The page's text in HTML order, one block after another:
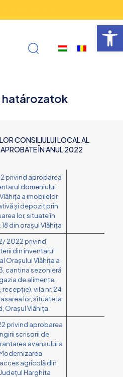
CONSILIULUI LOCAL AL
ÎN ANUL 2022
privind aprobarea
domeniului
a imobilelor
și depozit prin
lor, situate în
din orașul Vlăhița
2022 privind
din inventarul
Orașului Vlăhița a
cantina sezonieră
de alimente,
vila nr. 24
lor, situate la
Orașul Vlăhița
privind aprobarea
scrisorii de
avansului a
agricolă din
Harghita